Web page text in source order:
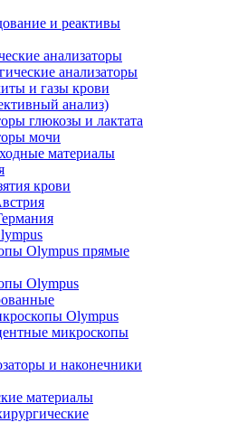
и реактивы
анализаторы
анализаторы
и газы крови
анализ)
глюкозы и лактата
мочи
материалы
крови
Olympus прямые
Olympus
Olympus
микроскопы
и наконечники
материалы